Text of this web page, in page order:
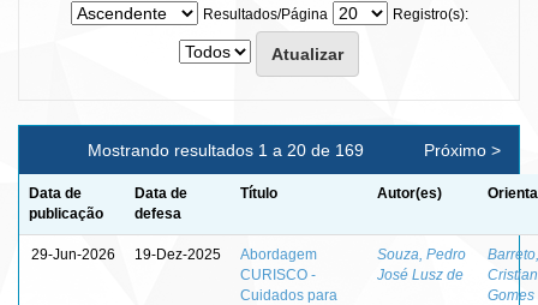
Resultados/Página
Registro(s):
Mostrando resultados 1 a 20 de 169 Próximo >
Data de
publicação
Data de
defesa
Título Autor(es)
29-Jun-2026 19-Dez-2025
Abordagem
CURISCO -
Cuidados para
Souza, Pedro
José Lusz de
Barreto,
Gomes